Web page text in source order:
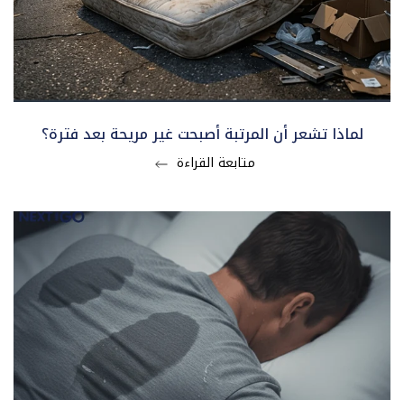
لماذا تشعر أن المرتبة أصبحت غير مريحة بعد فترة؟
متابعة القراءة